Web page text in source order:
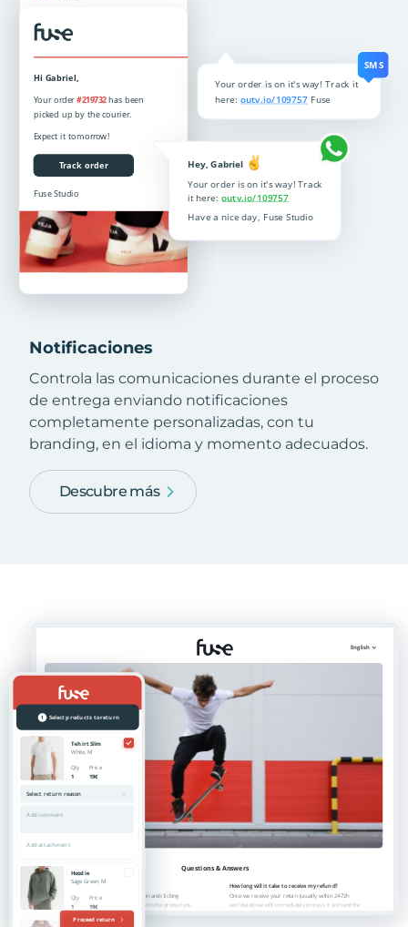
Notificaciones
Controla las comunicaciones durante el proceso
de entrega enviando notificaciones
completamente personalizadas, con tu
branding, en el idioma y momento adecuados.
Descubre más